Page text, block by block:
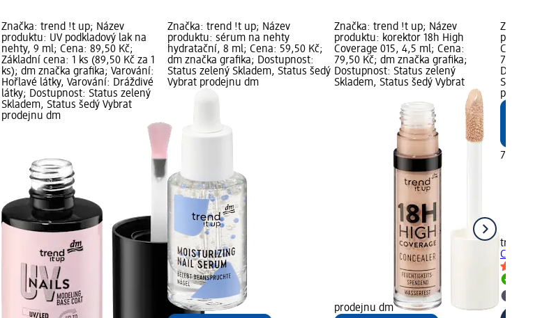
Značka: trend !t up; Název
produktu: UV podkladový lak na
nehty, 9 ml; Cena: 89,50 Kč;
Základní cena: 1 ks (89,50 Kč za 1
ks); dm značka grafika; Varování:
Hořlavé látky, Varování: Dráždivé
látky; Dostupnost: Status zelený
Skladem, Status šedý Vybrat
prodejnu dm
Značka: trend !t up; Název
produktu: sérum na nehty
hydratační, 8 ml; Cena: 59,50 Kč;
dm značka grafika; Dostupnost:
Status zelený Skladem, Status šedý
Vybrat prodejnu dm
Značka: trend !t up; Název
produktu: korektor 18h High
Coverage 015, 4,5 ml; Cena:
79,50 Kč; dm značka grafika;
Dostupnost: Status zelený
Skladem, Status šedý Vybrat
prodejnu dm
Značka:
produktu:
Coverage
79,50 Kč;
Skladem,
prodejnu
79,50 Kč
trend !t up
Coverage